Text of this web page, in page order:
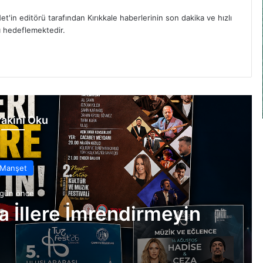
editörü tarafından Kırıkkale haberlerinin son dakika ve hızlı
hedeflemektedir.
Oku
Manşet
önce
İllere İmrendirmeyin